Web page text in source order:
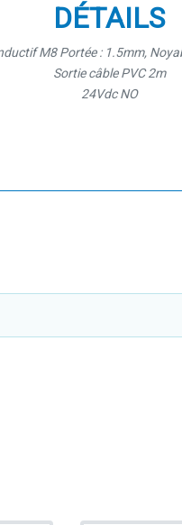
DÉTAILS
M8 Portée : 1.5mm,
Sortie câble PVC 2m
24Vdc NO